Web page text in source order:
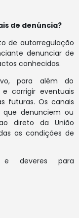
de denúncia?
de autorregulação
denunciar de
conhecidos.
para além do
corrigir eventuais
futuras. Os canais
denunciem ou
direto da União
as condições de
e deveres para